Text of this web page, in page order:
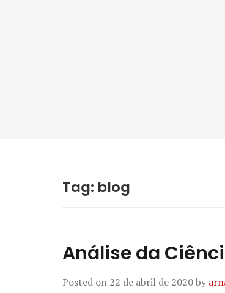
Tag: blog
Análise da
Posted on 22 de abril de 2020by